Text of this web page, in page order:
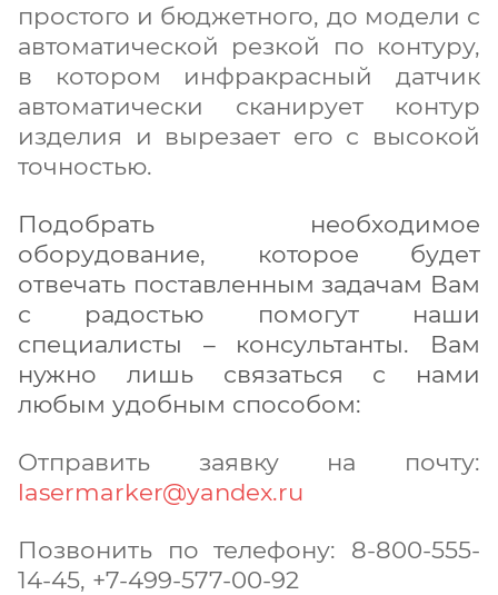
простого и бюджетного, до модели с
автоматической резкой по контуру,
в котором инфракрасный датчик
автоматически сканирует контур
изделия и вырезает его с высокой
точностью.
Подобрать необходимое
оборудование, которое будет
отвечать поставленным задачам Вам
с радостью помогут наши
специалисты – консультанты. Вам
нужно лишь связаться с нами
любым удобным способом:
Отправить заявку на почту:
lasermarker@yandex.ru
Позвонить по телефону: 8-800-555-
14-45, +7-499-577-00-92